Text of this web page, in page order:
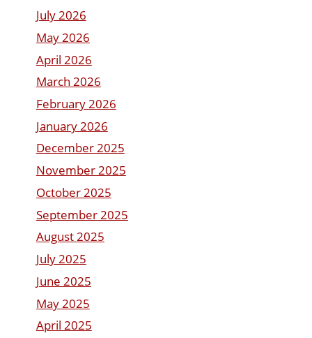
July 2026
May 2026
April 2026
March 2026
February 2026
January 2026
December 2025
November 2025
October 2025
September 2025
August 2025
July 2025
June 2025
May 2025
April 2025